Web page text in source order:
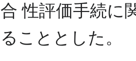
合 性評価手続に
ることとした。